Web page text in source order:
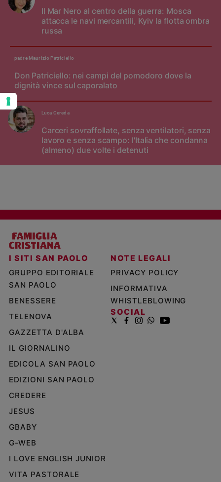
Il Mar Nero al centro della guerra: Mosca
attacca le navi mercantili, Kyiv la flotta ombra
russa
Don Patriciello: nei campi del pomodoro dove la
dignità vince sul caporalato
padre Maurizio Patriciello
Carceri sovraffollate, senza ventilatori, senza
lavoro e senza scampo: l'Italia che condanna
(almeno) due volte i detenuti
Luca Cereda
I SITI SAN PAOLO
GRUPPO EDITORIALE
SAN PAOLO
BENESSERE
TELENOVA
GAZZETTA D'ALBA
IL GIORNALINO
EDICOLA SAN PAOLO
EDIZIONI SAN PAOLO
CREDERE
JESUS
GBABY
G-WEB
I LOVE ENGLISH JUNIOR
VITA PASTORALE
NOTE LEGALI
PRIVACY POLICY
INFORMATIVA
WHISTLEBLOWING
SOCIAL